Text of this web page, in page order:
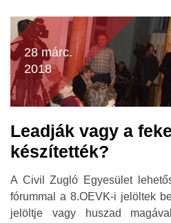
28 márc.
2018
Leadják vagy a
készítették?
A Civil Zugló Egyesület
fórummal a 8.OEVK-i jelöltek
jelöltje vagy huszad